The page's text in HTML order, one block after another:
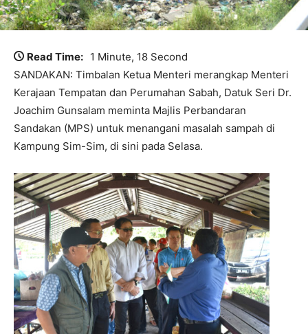
Read Time: 1 Minute, 18 Second
SANDAKAN: Timbalan Ketua Menteri merangkap Menteri
Kerajaan Tempatan dan Perumahan Sabah, Datuk Seri Dr.
Joachim Gunsalam meminta Majlis Perbandaran
Sandakan (MPS) untuk menangani masalah sampah di
Kampung Sim-Sim, di sini pada Selasa.